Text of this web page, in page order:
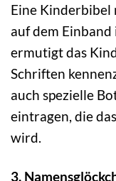
Eine Kinderbibel
auf dem Einband
ermutigt das
Schriften
auch spezielle
eintragen, die
wird.
3.